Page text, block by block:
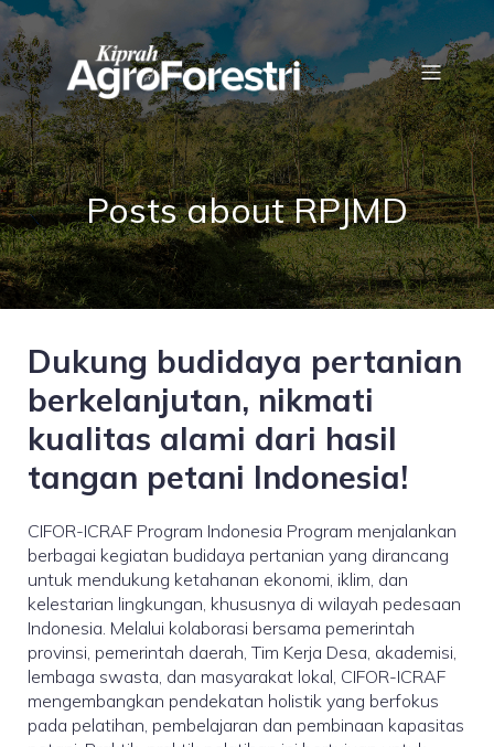
Posts about RPJMD
Dukung budidaya pertanian
berkelanjutan, nikmati
kualitas alami dari hasil
tangan petani Indonesia!
CIFOR-ICRAF Program Indonesia Program menjalankan
berbagai kegiatan budidaya pertanian yang dirancang
untuk mendukung ketahanan ekonomi, iklim, dan
kelestarian lingkungan, khususnya di wilayah pedesaan
Indonesia. Melalui kolaborasi bersama pemerintah
provinsi, pemerintah daerah, Tim Kerja Desa, akademisi,
lembaga swasta, dan masyarakat lokal, CIFOR-ICRAF
mengembangkan pendekatan holistik yang berfokus
pada pelatihan, pembelajaran dan pembinaan kapasitas